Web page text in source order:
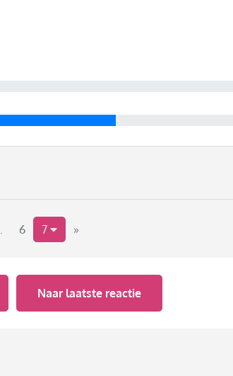
door die vochtige doekjes. Vaak last hij dat
Als hij dan zegt dat het van die doekjes zijn
maar nu in dit filmpje zie ik ze echt.
6 7 »
Naar laatste reactie